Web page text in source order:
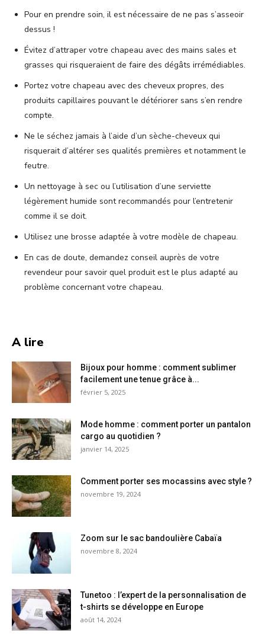
Pour en prendre soin, il est nécessaire de ne pas s’asseoir
dessus !
Évitez d’attraper votre chapeau avec des mains sales et
grasses qui risqueraient de faire des dégâts irrémédiables.
Portez votre chapeau avec des cheveux propres, des
produits capillaires pouvant le détériorer sans s’en rendre
compte.
Ne le séchez jamais à l’aide d’un sèche-cheveux qui
risquerait d’altérer ses qualités premières et notamment le
feutre.
Un nettoyage à sec ou l’utilisation d’une serviette
légèrement humide sont recommandés pour l’entretenir
comme il se doit.
Utilisez une brosse adaptée à votre modèle de chapeau.
En cas de doute, demandez conseil auprès de votre
revendeur pour savoir quel produit est le plus adapté au
problème concernant votre chapeau.
A lire
Bijoux pour homme : comment sublimer
facilement une tenue grâce à...
février 5, 2025
Mode homme : comment porter un pantalon
cargo au quotidien ?
janvier 14, 2025
Comment porter ses mocassins avec style ?
novembre 19, 2024
Zoom sur le sac bandoulière Cabaïa
novembre 8, 2024
Tunetoo : l’expert de la personnalisation de
t-shirts se développe en Europe
août 14, 2024